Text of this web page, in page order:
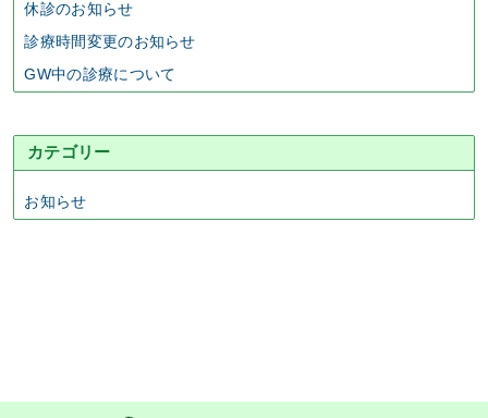
休診のお知らせ
診療時間変更のお知らせ
GW中の診療について
カテゴリー
お知らせ